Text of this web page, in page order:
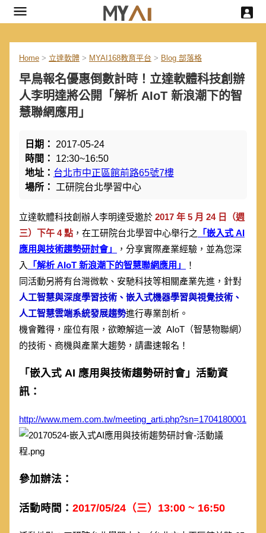
Home > 立達軟體 > MYAI168教育平台 > Blog 部落格
早鳥報名優惠倒數計時！立達軟體科技創辦
人李明達將公開「解析 AIoT 新浪潮下的智
慧聯網應用」
日期：
2017-05-24
時間：
12:30~16:50
地址： 台北市中正區館前路65號7樓
場所：
工研院台北學習中心
立達軟體科技創辦人李明達受邀於 2017 年 5 月 24 日（週
三）下午 4 點 ，在工研院台北學習中心舉行之
「嵌入式 AI
應用與技術趨勢研討會」
，分享實際產業經驗，並為您深
入
「解析 AIoT 新浪潮下的智慧聯網應用」
！
同活動另將有台灣微軟、安馳科技等相關產業先進，針對
人工智慧與深度學習技術、嵌入式機器學習與視覺技術、
人工智慧雲端系統發展趨勢進行專業剖析。
機會難得，座位有限，欲瞭解這一波 AIoT（智慧物聯網）
的技術、商機與產業大趨勢，請盡速報名！
「嵌入式 AI 應用與技術趨勢研討會」活動資
訊：
http://www.mem.com.tw/meeting_arti.php?sn=1704180001
參加辦法：
活動時間： 2017/05/24（三）13:00 ~ 16:50